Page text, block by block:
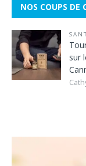
NOS COUPS DE
sur